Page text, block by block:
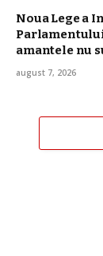
Noua Lege a
amantele nu
august 7, 2026